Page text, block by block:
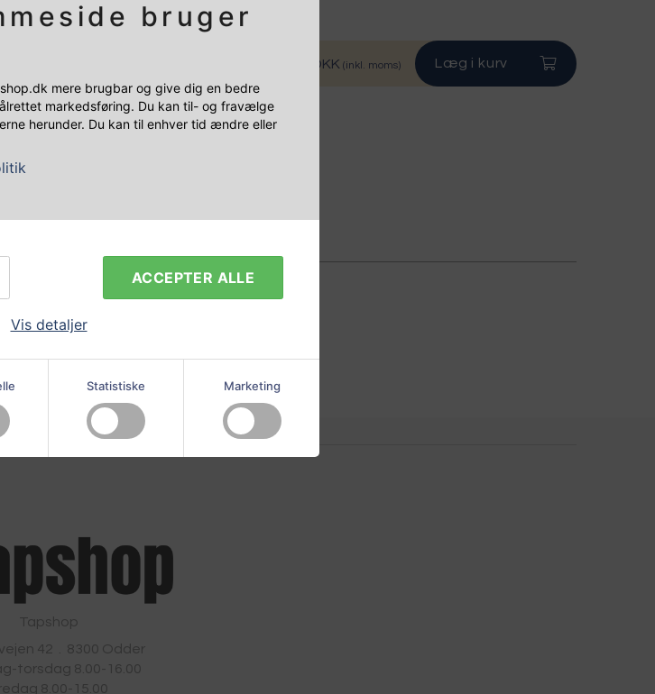
bruger
mere brugbar og give dig en bedre
markedsføring. Du kan til- og fravælge
herunder. Du kan til enhver tid ændre eller
ACCEPTER ALLE
Vis detaljer
Statistiske Marketing
12.493,75 DKK (inkl. moms) Læg i kurv
Tapshop
42 . 8300 Odder
torsdag 8.00-16.00
8.00-15.00